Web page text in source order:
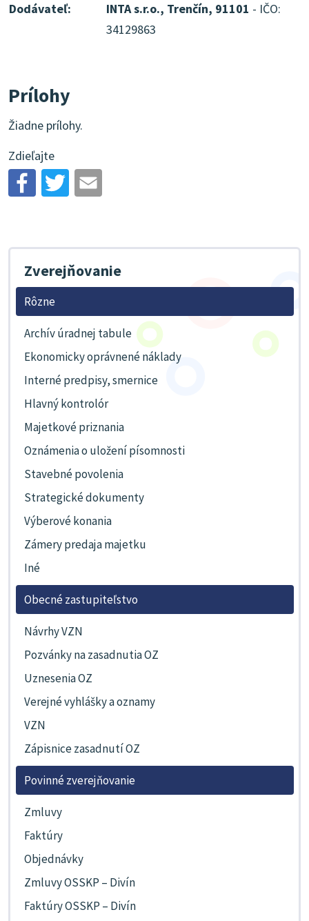
Dodávateľ:
INTA s.r.o., Trenčín, 91101 - IČO:
34129863
Prílohy
Žiadne prílohy.
Zdieľajte
Zverejňovanie
Rôzne
Archív úradnej tabule
Ekonomicky oprávnené náklady
Interné predpisy, smernice
Hlavný kontrolór
Majetkové priznania
Oznámenia o uložení písomnosti
Stavebné povolenia
Strategické dokumenty
Výberové konania
Zámery predaja majetku
Iné
Obecné zastupiteľstvo
Návrhy VZN
Pozvánky na zasadnutia OZ
Uznesenia OZ
Verejné vyhlášky a oznamy
VZN
Zápisnice zasadnutí OZ
Povinné zverejňovanie
Zmluvy
Faktúry
Objednávky
Zmluvy OSSKP – Divín
Faktúry OSSKP – Divín